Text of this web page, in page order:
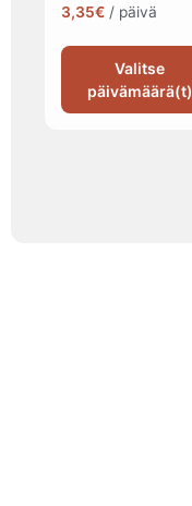
3,35€ / päivä
Valitse
päivämäärä(t)